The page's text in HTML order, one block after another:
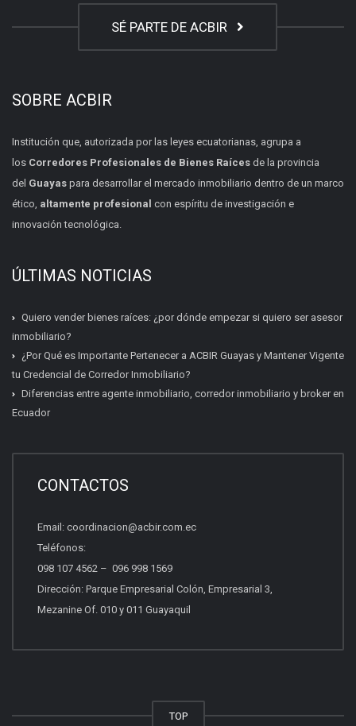
Beneficios del socio
Quiero vender propiedades
Escríbenos tu consulta.
SÉ PARTE DE ACBIR
SOBRE ACBIR
Institución que, autorizada por las leyes ecuatorianas, agrupa a
los Corredores Profesionales de Bienes Raíces de la provincia
del Guayas para desarrollar el mercado inmobiliario dentro de un marco
ético, altamente profesional con espíritu de investigación e
innovación tecnológica.
ÚLTIMAS NOTICIAS
Quiero vender bienes raíces: ¿por dónde empezar si quiero ser asesor
inmobiliario?
¿Por Qué es Importante Pertenecer a ACBIR Guayas y Mantener Vigente
tu Credencial de Corredor Inmobiliario?
Diferencias entre agente inmobiliario, corredor inmobiliario y broker en
Ecuador
CONTACTOS
Email: coordinacion@acbir.com.ec
Teléfonos:
098 107 4562 – 096 998 1569
Dirección: Parque Empresarial Colón, Empresarial 3,
Mezanine Of. 010 y 011 Guayaquil
TOP